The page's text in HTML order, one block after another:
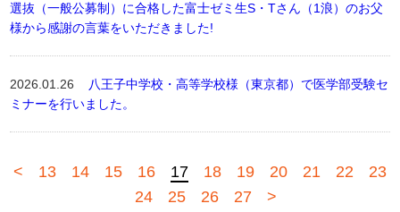
選抜（一般公募制）に合格した富士ゼミ生S・Tさん（1浪）のお父
様から感謝の言葉をいただきました!
2026.01.26
八王子中学校・高等学校様（東京都）で医学部受験セ
ミナーを行いました。
< 13 14 15 16 17 18 19 20 21 22
23
24
25 26 27 >